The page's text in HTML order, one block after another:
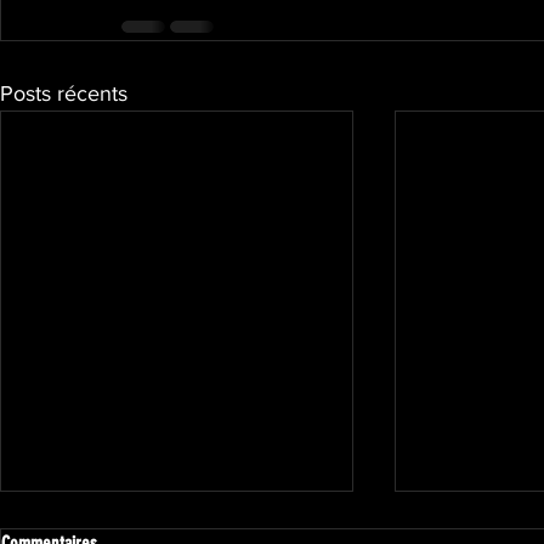
Posts récents